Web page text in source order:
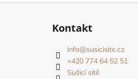
Z
Kontakt
info@susicisite.cz
+420 774 64 52 51
Sušicí sítě